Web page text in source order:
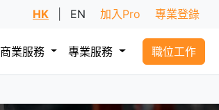
HK EN 加入Pro 專業登錄
商業服務 專業服務 職位工作